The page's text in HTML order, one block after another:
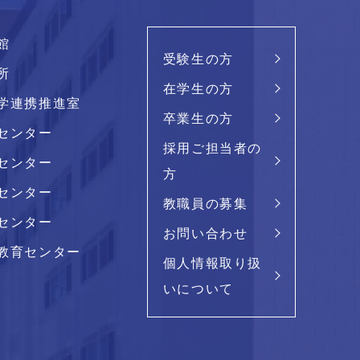
連携推進室
ンター
ンター
ンター
ンター
育センター
受験生の方
在学生の方
卒業生の方
採用ご担当者の
方
教職員の募集
お問い合わせ
個人情報取り扱
いについて